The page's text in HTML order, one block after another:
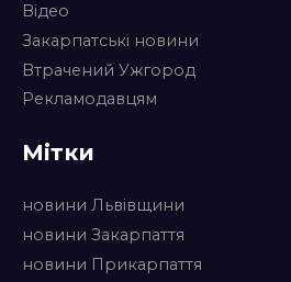
Відео
Закарпатські новини
Втрачений Ужгород
Рекламодавцям
Мітки
новини Львівщини
новини Закарпаття
новини Прикарпаття